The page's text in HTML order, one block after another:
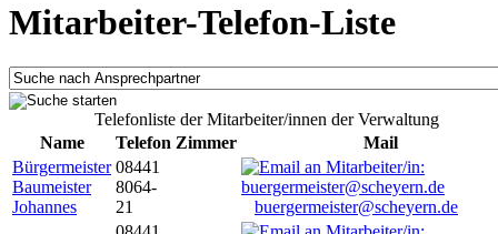
Mitarbeiter-Telefon-Liste
Telefonliste der Mitarbeiter/innen der Verwaltung
Name
Telefon Zimmer
Mail
Bürgermeister
Baumeister
Johannes
08441
8064-
21
buergermeister@scheyern.de